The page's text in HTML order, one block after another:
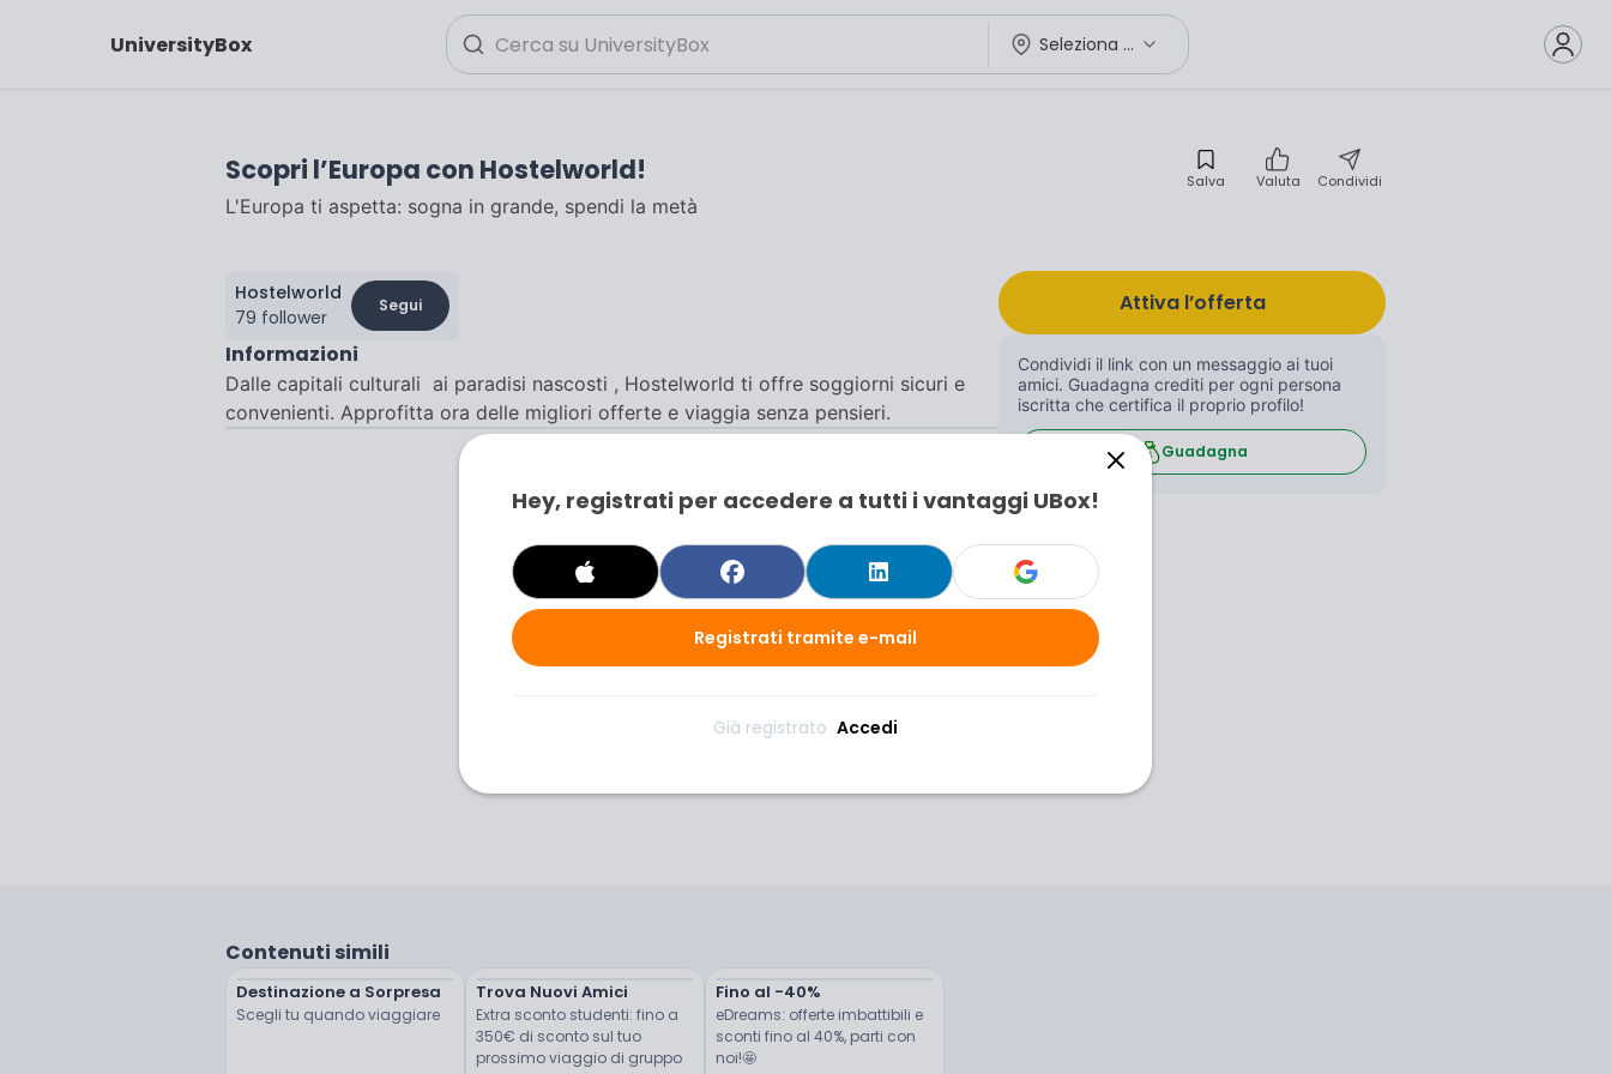
UniversityBox Seleziona città
Scopri l’Europa con Hostelworld! Salva Valuta Condividi
L'Europa ti aspetta: sogna in grande, spendi la metà
Hostelworld
79 follower
Segui
Informazioni
Dalle capitali culturali ai paradisi nascosti , Hostelworld ti offre soggiorni sicuri e
convenienti. Approfitta ora delle migliori offerte e viaggia senza pensieri.
Attiva l’offerta
Condividi il link con un messaggio ai tuoi
amici. Guadagna crediti per ogni persona
iscritta che certifica il proprio profilo!
Guadagna
Contenuti simili
Destinazione a Sorpresa
Scegli tu quando viaggiare
Trova Nuovi Amici
Extra sconto studenti: fino a
350€ di sconto sul tuo
prossimo viaggio di gruppo
Fino al -40%
eDreams: offerte imbattibili e
sconti fino al 40%, parti con
noi!🤩
Hey, registrati per accedere a tutti i vantaggi UBox!
Registrati tramite e-mail
Già registrato Accedi